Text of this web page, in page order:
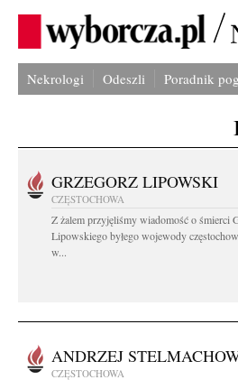
Nekrologi Odeszli Poradnik
GRZEGORZ LIPOWSKI
CZĘSTOCHOWA
Z żalem przyjęliśmy wiadomość o śmierci
Lipowskiego byłego wojewody
w...
ANDRZEJ
CZĘSTOCHOWA